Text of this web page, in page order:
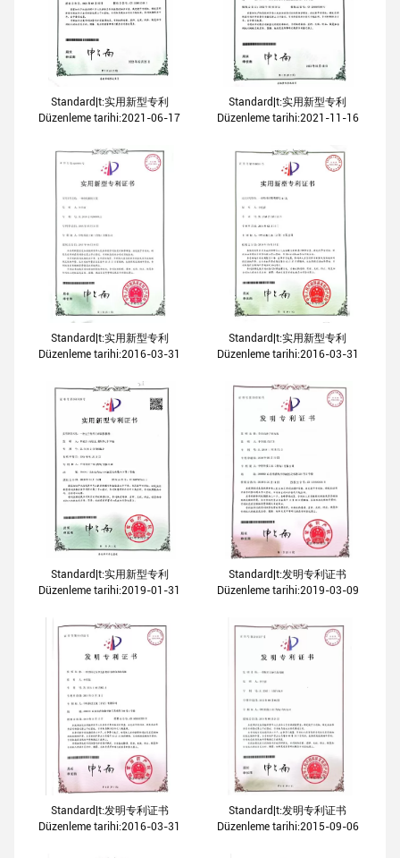
Standard|t:实用新型专利
Düzenleme tarihi:2021-06-17
Standard|t:实用新型专利
Düzenleme tarihi:2021-11-16
Standard|t:实用新型专利
Düzenleme tarihi:2016-03-31
Standard|t:实用新型专利
Düzenleme tarihi:2016-03-31
Standard|t:实用新型专利
Düzenleme tarihi:2019-01-31
Standard|t:发明专利证书
Düzenleme tarihi:2019-03-09
Standard|t:发明专利证书
Düzenleme tarihi:2016-03-31
Standard|t:发明专利证书
Düzenleme tarihi:2015-09-06